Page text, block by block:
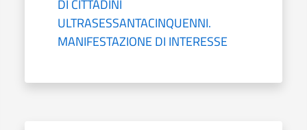
DI CITTADINI
ULTRASESSANTACINQUENNI.
MANIFESTAZIONE DI INTERESSE